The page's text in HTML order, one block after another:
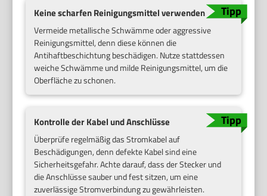
Keine scharfen Reinigungsmittel verwenden
Vermeide metallische Schwämme oder aggressive
Reinigungsmittel, denn diese können die
Antihaftbeschichtung beschädigen. Nutze stattdessen
weiche Schwämme und milde Reinigungsmittel, um die
Oberfläche zu schonen.
Kontrolle der Kabel und Anschlüsse
Überprüfe regelmäßig das Stromkabel auf
Beschädigungen, denn defekte Kabel sind eine
Sicherheitsgefahr. Achte darauf, dass der Stecker und
die Anschlüsse sauber und fest sitzen, um eine
zuverlässige Stromverbindung zu gewährleisten.